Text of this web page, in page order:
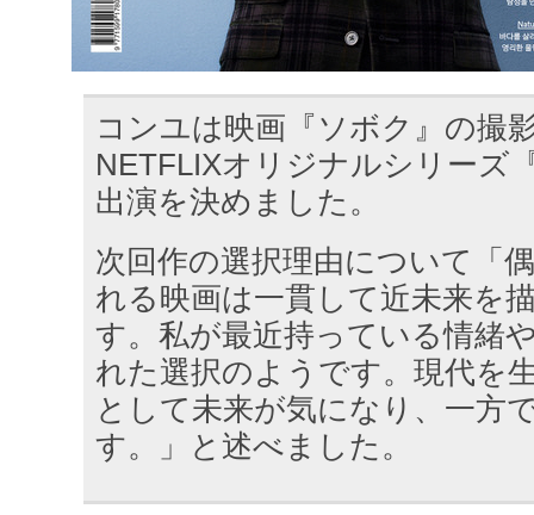
コンユは映画『ソボク』の撮
NETFLIXオリジナルシリーズ
出演を決めました。
次回作の選択理由について「
れる映画は一貫して近未来を
す。私が最近持っている情緒
れた選択のようです。現代を
として未来が気になり、一方
す。」と述べました。